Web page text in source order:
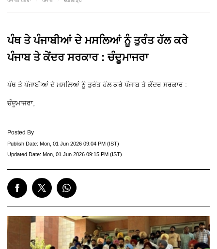
ਪੰਥ ਤੇ ਪੰਜਾਬੀਆਂ ਦੇ ਮਸਲਿਆਂ ਨੂੰ ਤੁਰੰਤ ਹੱਲ ਕਰੇ
ਪੰਜਾਬ ਤੇ ਕੇਂਦਰ ਸਰਕਾਰ : ਚੰਦੂਮਾਜਰਾ
ਪੰਥ ਤੇ ਪੰਜਾਬੀਆਂ ਦੇ ਮਸਲਿਆਂ ਨੂੰ ਤੁਰੰਤ ਹੱਲ ਕਰੇ ਪੰਜਾਬ ਤੇ ਕੇਂਦਰ ਸਰਕਾਰ :
ਚੰਦੂਮਾਜਰਾ,
Posted By
Publish Date: Mon, 01 Jun 2026 09:04 PM (IST)
Updated Date: Mon, 01 Jun 2026 09:15 PM (IST)